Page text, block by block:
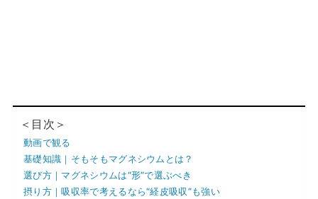
＜目次＞
動画で観る
基礎知識｜そもそもマグネシウムとは？
選び方｜マグネシウムは“形”で選ぶべき
摂り方｜吸収率で考えるなら“経皮吸収”も強い